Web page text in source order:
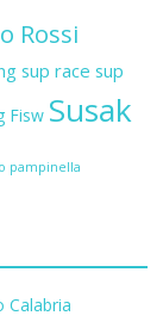
Rossi
sup race sup
Fisw Susak
pampinella
Calabria